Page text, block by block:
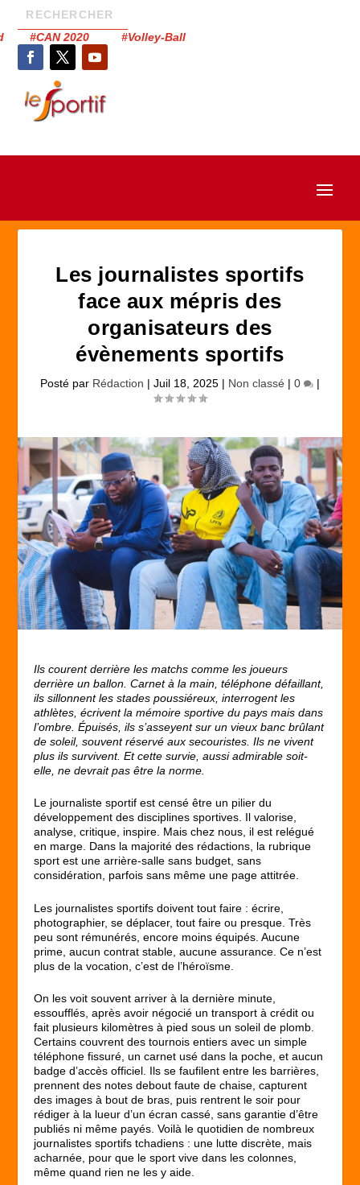
#CAN 2020 #Volley-Ball
Les journalistes sportifs
face aux mépris des
organisateurs des
évènements sportifs
Posté par Rédaction | Juil 18, 2025 | Non classé | 0 |
Ils courent derrière les matchs comme les joueurs
derrière un ballon. Carnet à la main, téléphone défaillant,
ils sillonnent les stades poussiéreux, interrogent les
athlètes, écrivent la mémoire sportive du pays mais dans
l’ombre. Épuisés, ils s’asseyent sur un vieux banc brûlant
de soleil, souvent réservé aux secouristes. Ils ne vivent
plus ils survivent. Et cette survie, aussi admirable soit-
elle, ne devrait pas être la norme.
Le journaliste sportif est censé être un pilier du
développement des disciplines sportives. Il valorise,
analyse, critique, inspire. Mais chez nous, il est relégué
en marge. Dans la majorité des rédactions, la rubrique
sport est une arrière-salle sans budget, sans
considération, parfois sans même une page attitrée.
Les journalistes sportifs doivent tout faire : écrire,
photographier, se déplacer, tout faire ou presque. Très
peu sont rémunérés, encore moins équipés. Aucune
prime, aucun contrat stable, aucune assurance. Ce n’est
plus de la vocation, c’est de l’héroïsme.
On les voit souvent arriver à la dernière minute,
essoufflés, après avoir négocié un transport à crédit ou
fait plusieurs kilomètres à pied sous un soleil de plomb.
Certains couvrent des tournois entiers avec un simple
téléphone fissuré, un carnet usé dans la poche, et aucun
badge d’accès officiel. Ils se faufilent entre les barrières,
prennent des notes debout faute de chaise, capturent
des images à bout de bras, puis rentrent le soir pour
rédiger à la lueur d’un écran cassé, sans garantie d’être
publiés ni même payés. Voilà le quotidien de nombreux
journalistes sportifs tchadiens : une lutte discrète, mais
acharnée, pour que le sport vive dans les colonnes,
même quand rien ne les y aide.